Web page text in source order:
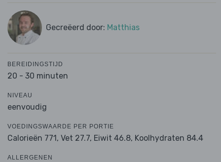
Gecreëerd door: Matthias
BEREIDINGSTIJD
20 - 30 minuten
NIVEAU
eenvoudig
VOEDINGSWAARDE PER PORTIE
Calorieën 771, Vet 27.7, Eiwit 46.8, Koolhydraten 84.4
ALLERGENEN